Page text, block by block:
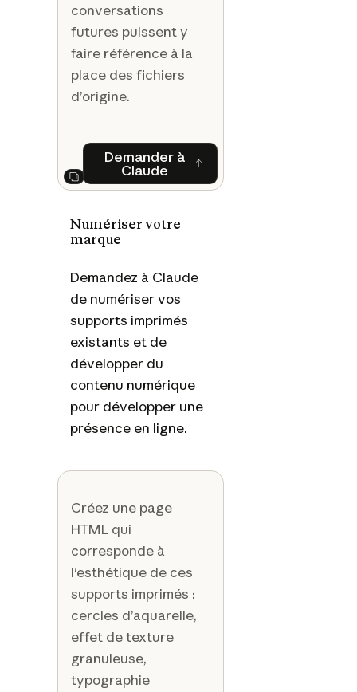
conversations
futures puissent y
faire référence à la
place des fichiers
d’origine.
Next
Demander à
ClaudeDemander à Claude
Numériser votre
marque
Demandez à Claude
de numériser vos
supports imprimés
existants et de
développer du
contenu numérique
pour développer une
présence en ligne.
Créez une page
HTML qui
corresponde à
l'esthétique de ces
supports imprimés :
cercles d’aquarelle,
effet de texture
granuleuse,
typographie